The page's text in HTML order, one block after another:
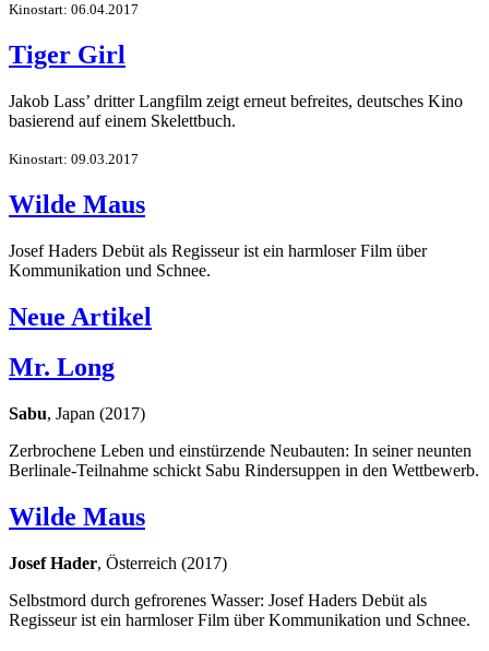
Kinostart: 06.04.2017
Tiger Girl
Jakob Lass’ dritter Langfilm zeigt erneut befreites, deutsches Kino
basierend auf einem Skelettbuch.
Kinostart: 09.03.2017
Wilde Maus
Josef Haders Debüt als Regisseur ist ein harmloser Film über
Kommunikation und Schnee.
Neue Artikel
Mr. Long
Sabu, Japan (2017)
Zerbrochene Leben und einstürzende Neubauten: In seiner neunten
Berlinale-Teilnahme schickt Sabu Rindersuppen in den Wettbewerb.
Wilde Maus
Josef Hader, Österreich (2017)
Selbstmord durch gefrorenes Wasser: Josef Haders Debüt als
Regisseur ist ein harmloser Film über Kommunikation und Schnee.